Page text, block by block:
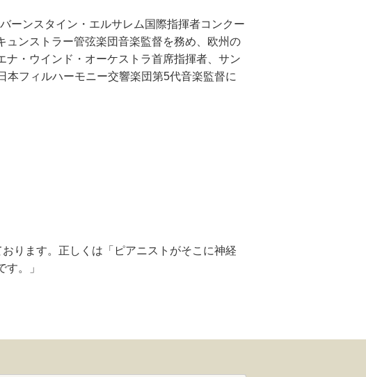
ーンスタイン・エルサレム国際指揮者コンクー
ンストラー管弦楽団音楽監督を務め、欧州の
・ウインド・オーケストラ首席指揮者、サン
本フィルハーモニー交響楽団第5代音楽監督に
ります。正しくは「ピアニストがそこに神経
。」